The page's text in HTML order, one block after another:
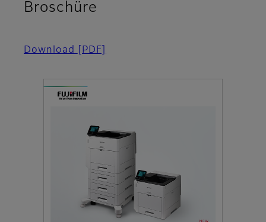
Broschüre
Download [PDF]